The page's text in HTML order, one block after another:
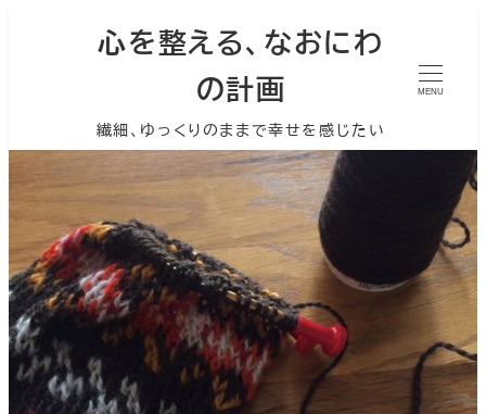
心を整える、なおにわ
の計画
繊細、ゆっくりのままで幸せを感じたい
MENU